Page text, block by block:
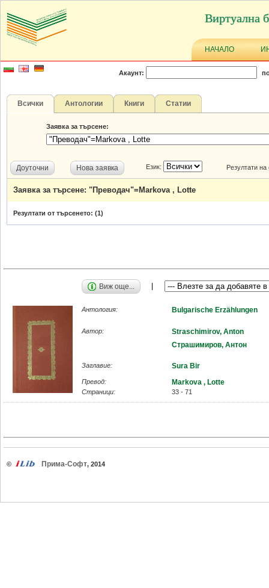
Виртуална
НАЧАЛО
Акаунт:
Всички Антологии Книги Статии
Заявка за търсене:
Доуточни Нова заявка Език: Резултати
Заявка за търсене: "Преводач"=Markova , Lotte
Резултати от търсенето: (1)
Виж още...
Антология: Bulgarische Erzählungen
Автор:
Straschimirov, Anton
Страшимиров, Антон
Заглавие: Sura Bir
Превод: Markova , Lotte
Страници: 33 - 71
© Прима-Софт, 2014